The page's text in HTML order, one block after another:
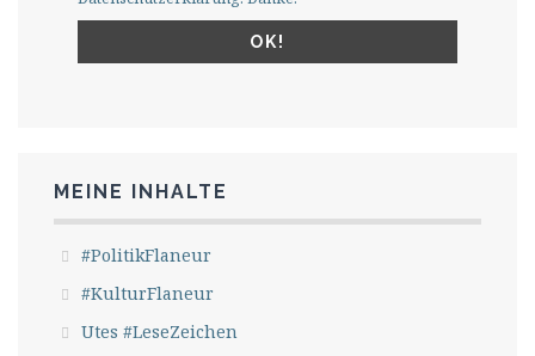
MEINE INHALTE
#PolitikFlaneur
#KulturFlaneur
Utes #LeseZeichen